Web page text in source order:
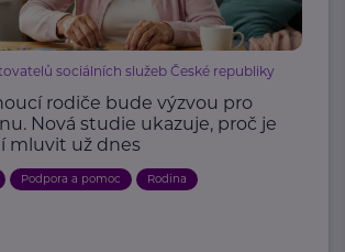
sociálních služeb České republiky
rodiče bude výzvou pro
Nová studie ukazuje, proč je
mluvit už dnes
Podpora a pomoc Rodina